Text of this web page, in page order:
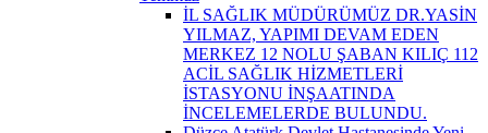
İL SAĞLIK MÜDÜRÜMÜZ DR.YASİN
YILMAZ, YAPIMI DEVAM EDEN
MERKEZ 12 NOLU ŞABAN KILIÇ 112
ACİL SAĞLIK HİZMETLERİ
İSTASYONU İNŞAATINDA
İNCELEMELERDE BULUNDU.